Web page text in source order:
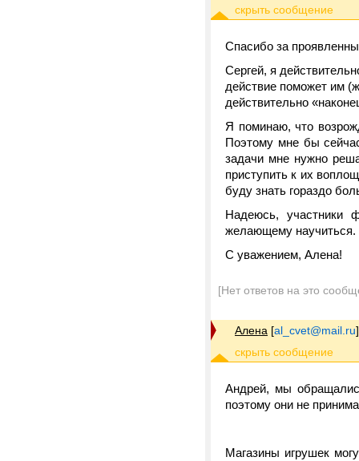
Спасибо за
Сергей, я
действие поможет им
действительно
Я поминаю, что
Поэтому мне бы
задачи мне нужно
приступить к их
буду знать гораздо
Надеюсь, участники
желающему научиться.
С уважением, Алена!
[Нет ответов на это
Алена [al_cvet@mail.ru]
Андрей, мы
поэтому они не
Магазины игрушек